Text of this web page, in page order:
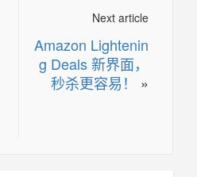
Next article
Amazon Lightenin
g Deals 新界面，
秒杀更容易！
»